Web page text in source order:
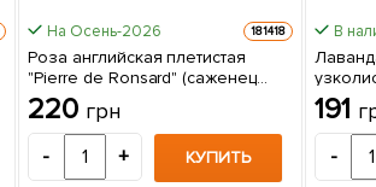
На Осень-2026 181418
Роза английская плетистая
"Pierre de Ronsard" (саженец
класса АА+) высший сорт 1
саженец в упаковке
220 грн
- + КУПИТЬ
В
(Miss
191
-